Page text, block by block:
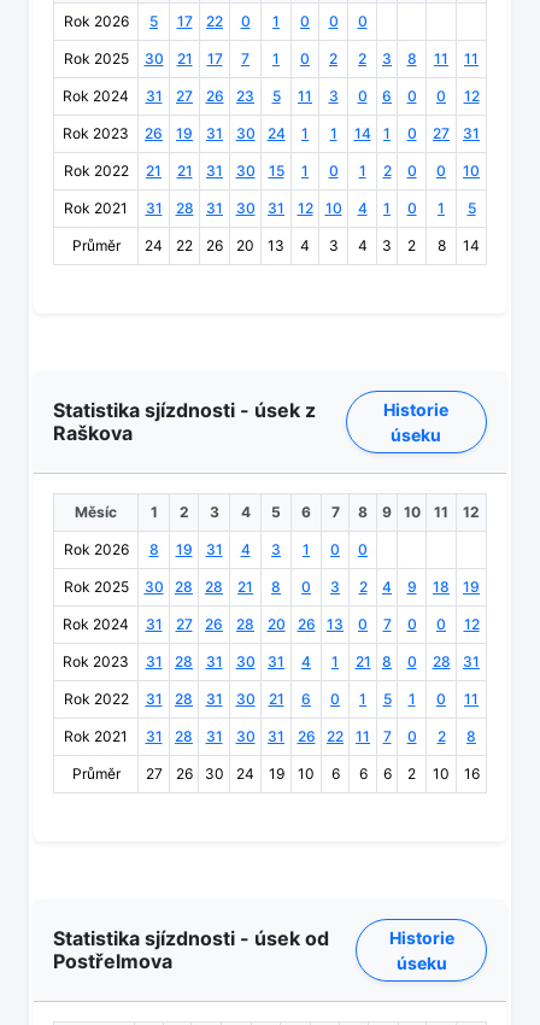
Rok 2026 5 17 22 0 1 0 0 0
Rok 2025 30 21 17 7 1 0 2 2 3 8 11 11
Rok 2024 31 27 26 23 5 11 3 0 6 0 0 12
Rok 2023 26 19 31 30 24 1 1 14 1 0 27 31
Rok 2022 21 21 31 30 15 1 0 1 2 0 0 10
Rok 2021 31 28 31 30 31 12 10 4 1 0 1 5
Průměr 24 22 26 20 13 4 3 4 3 2 8 14
Statistika sjízdnosti - úsek z
Raškova
Historie
úseku
Měsíc 1 2 3 4 5 6 7 8 9 10 11 12
Rok 2026 8 19 31 4 3 1 0 0
Rok 2025 30 28 28 21 8 0 3 2 4 9 18 19
Rok 2024 31 27 26 28 20 26 13 0 7 0 0 12
Rok 2023 31 28 31 30 31 4 1 21 8 0 28 31
Rok 2022 31 28 31 30 21 6 0 1 5 1 0 11
Rok 2021 31 28 31 30 31 26 22 11 7 0 2 8
Průměr 27 26 30 24 19 10 6 6 6 2 10 16
Statistika sjízdnosti - úsek od
Postřelmova
Historie
úseku